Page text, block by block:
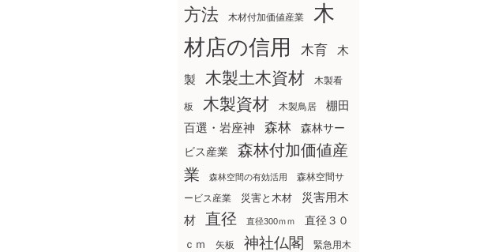
方法
木材付加価値産業
木
材店の信用
木育 木
製 木製土木資材 木製看
板 木製資材 木製鳥居
棚田
百選・岩座神
森林
森林サー
ビス産業
森林付加価値産
業
森林空間の有効活用
森林空間サ
ービス産業
災害と木材
災害用木
材
直径 直径300ｍｍ
直径３０
ｃｍ
矢板 神社仏閣
緊急用木